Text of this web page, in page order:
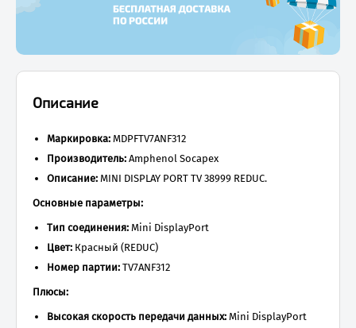
Описание
Маркировка: MDPFTV7ANF312
Производитель: Amphenol Socapex
Описание: MINI DISPLAY PORT TV 38999 REDUC.
Основные параметры:
Тип соединения: Mini DisplayPort
Цвет: Красный (REDUC)
Номер партии: TV7ANF312
Плюсы:
Высокая скорость передачи данных: Mini DisplayPort